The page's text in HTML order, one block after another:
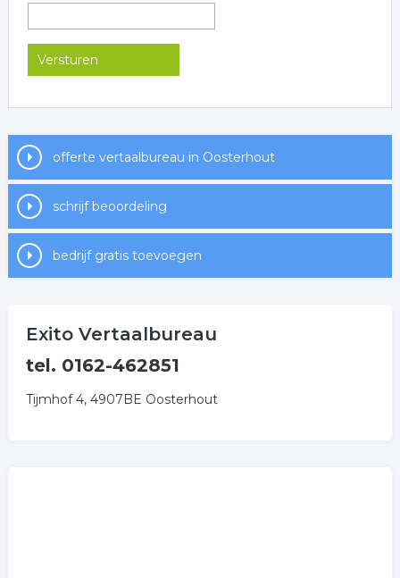
offerte vertaalbureau in Oosterhout
schrijf beoordeling
bedrijf gratis toevoegen
Exito Vertaalbureau
tel. 0162-462851
Tijmhof 4, 4907BE Oosterhout